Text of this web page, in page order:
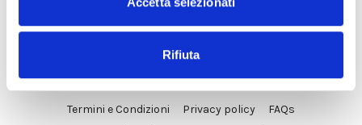
Rifiuta
© VDC Studio srls 2025
Termini e Condizioni Privacy policy
FAQs